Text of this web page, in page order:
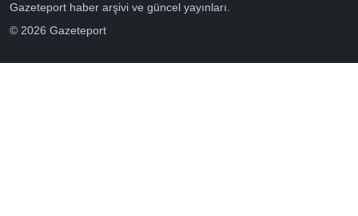
Gazeteport haber arşivi ve güncel yayınları.
© 2026 Gazeteport